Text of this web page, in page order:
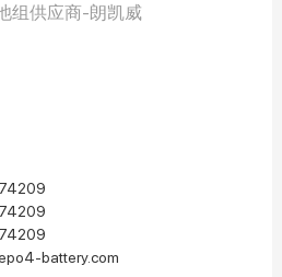
组供应商-朗凯威
battery.com